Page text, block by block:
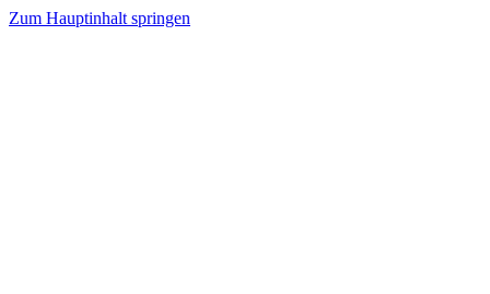
Zum Hauptinhalt springen